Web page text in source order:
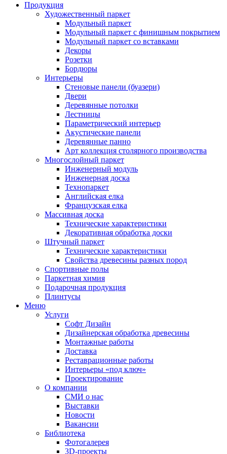
Продукция
Художественный паркет
Модульный паркет
Модульный паркет с финишным покрытием
Модульный паркет со вставками
Декоры
Розетки
Бордюры
Интерьеры
Стеновые панели (буазери)
Двери
Деревянные потолки
Лестницы
Параметрический интерьер
Акустические панели
Деревянные панно
Арт коллекция столярного производства
Многослойный паркет
Инженерный модуль
Инженерная доска
Технопаркет
Английская елка
Французская елка
Массивная доска
Технические характеристики
Декоративная обработка доски
Штучный паркет
Технические характеристики
Свойства древесины разных пород
Спортивные полы
Паркетная химия
Подарочная продукция
Плинтусы
Меню
Услуги
Софт Дизайн
Дизайнерская обработка древесины
Монтажные работы
Доставка
Реставрационные работы
Интерьеры «под ключ»
Проектирование
О компании
СМИ о нас
Выставки
Новости
Вакансии
Библиотека
Фотогалерея
3D-проекты